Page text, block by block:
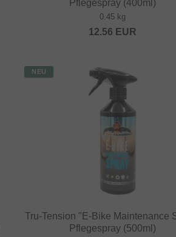
Pflegespray (400ml)
0.45 kg
12.56 EUR
NEU
Tru-Tension "E-Bike Maintenance
Pflegespray (500ml)